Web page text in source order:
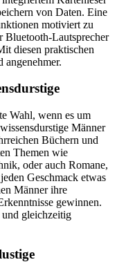
von Daten. Eine
motiviert zu
Bluetooth-Lautsprecher
diesen praktischen
angenehmer.
Wahl, wenn es um
Männer
Büchern und
Themen wie
oder auch Romane,
Geschmack etwas
Männer ihre
gewinnen.
gleichzeitig